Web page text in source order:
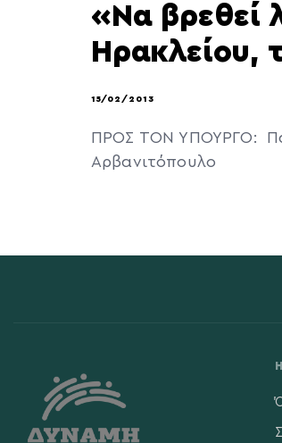
«Να βρεθεί
Ηρακλείου,
15/02/2013
ΠΡΟΣ ΤΟΝ ΥΠΟΥΡΓΟ: